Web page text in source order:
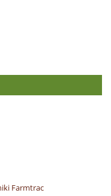
Farmtrac